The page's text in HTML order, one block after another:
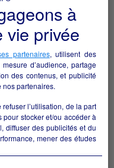
collectivite
à
vie privée
partenaires, utilisent des
d’audience, partage
des contenus, et publicité
partenaires.
l’utilisation, de la part
stocker et/ou accéder à
diffuser des publicités et du
mener des études